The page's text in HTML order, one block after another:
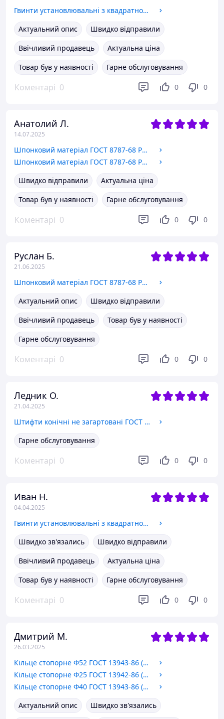
Гвинти установлювальні з квадратною головкою і циліндричним кінцем ГОСТ 1482-84 М16х50
Актуальний опис
Швидко відправили
Ввічливий продавець
Актуальна ціна
Товар був у наявності
Гарне обслуговування
Коментарі 0 0 0
Анатолий Л.
14.07.2025
Шпонковий матеріал ГОСТ 8787-68 Розмір 22х14
Шпонковий матеріал ГОСТ 8787-68 Розмір 28х16
Швидко відправили
Актуальна ціна
Товар був у наявності
Гарне обслуговування
Коментарі 0 0 0
Руслан Б.
21.06.2025
Шпонковий матеріал ГОСТ 8787-68 Розмір 20х12
Актуальний опис
Швидко відправили
Ввічливий продавець
Товар був у наявності
Гарне обслуговування
Коментарі 0 0 0
Ледник О.
21.04.2025
Штифти конічні не загартовані ГОСТ 3129-79, Ф8х50
Гарне обслуговування
Коментарі 0 0 0
Иван Н.
04.04.2025
Гвинти установлювальні з квадратною головкою та циліндричним кінцем ГОСТ 1482-84 М12х30
Швидко зв'язались
Швидко відправили
Ввічливий продавець
Актуальна ціна
Товар був у наявності
Гарне обслуговування
Коментарі 0 0 0
Дмитрий М.
26.03.2025
Кільце стопорне Ф52 ГОСТ 13943-86 (ВНУТРИНАННЯ)
Кільце стопорне Ф25 ГОСТ 13942-86 (НАРУЖНЕ)
Кільце стопорне Ф40 ГОСТ 13943-86 (ВНУТРИНАННЯ)
Актуальний опис
Швидко зв'язались